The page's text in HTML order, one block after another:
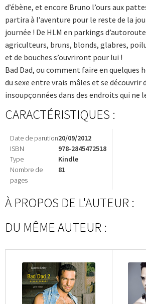
d’ébène, et encore Bruno l’ours aux
partira à l’aventure pour le reste de la
journée ! De HLM en parkings
agriculteurs, bruns, blonds, glabres,
et de bouches s’ouvriront pour lui !
Bad Dad, ou comment faire en quelques
du sexe entre vrais mâles et se découvrir
insoupçonnées dans des endroits qui ne
CARACTÉRISTIQUES :
Date de parution
ISBN
Type
Nombre de
pages
20/09/2012
978-2845472518
Kindle
81
À PROPOS DE L'AUTEUR :
DU MÊME AUTEUR :